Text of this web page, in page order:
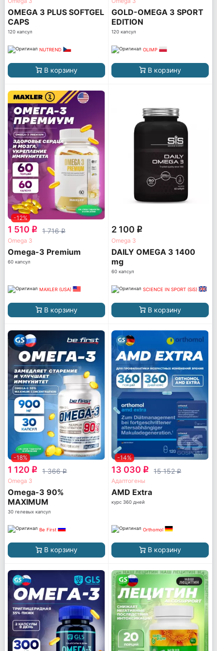
OMEGA 3 PLUS SOFTGEL
CAPS
120 капсул
NUTREND
В корзину
GOLD-OMEGA 3 SPORT
EDITION
120 капсул
OLIMP
В корзину
-12%
1 510 q 1 716q
Omega 3
Omega-3 Premium
60 капсул
MAXLER (USA)
В корзину
2 100 q
Omega 3
DAILY OMEGA 3 1400
mg
60 капсул
SCIENCE IN SPORT (SiS)
В корзину
-18%
1 120 q 1 366q
Omega 3
Omega-3 90%
MAXIMUM
CONCENTRATION
30 гелевых капсул
Be First
В корзину
-14%
13 030 q 15 152q
Адаптогены
AМD Extra
курс 360 дней
Orthomol
В корзину